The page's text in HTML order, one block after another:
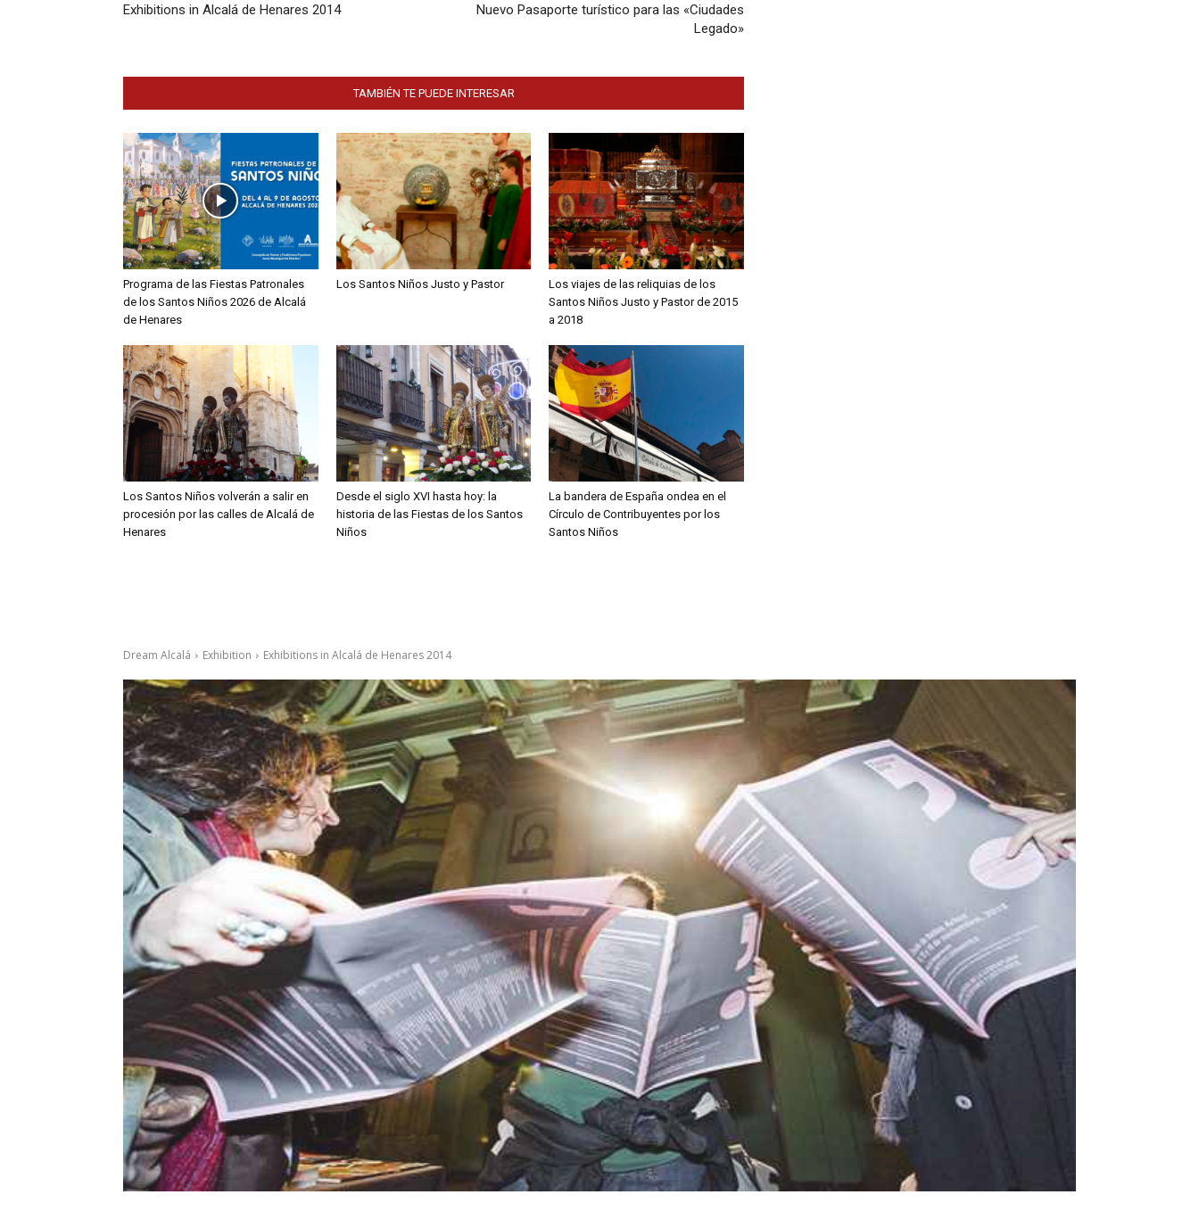
Exhibitions in Alcalá de Henares 2014
Nuevo Pasaporte turístico para las «Ciudades
Legado»
TAMBIÉN TE PUEDE INTERESAR
Programa de las Fiestas Patronales
de los Santos Niños 2026 de Alcalá
de Henares
Los Santos Niños Justo y Pastor
Los viajes de las reliquias de los
Santos Niños Justo y Pastor de 2015
a 2018
Los Santos Niños volverán a salir en
procesión por las calles de Alcalá de
Henares
Desde el siglo XVI hasta hoy: la
historia de las Fiestas de los Santos
Niños
La bandera de España ondea en el
Círculo de Contribuyentes por los
Santos Niños